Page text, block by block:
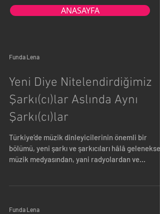
ANASAYFA
Funda Lena
Yeni Diye Nitelendirdiğimiz
Şarkı(cı)lar Aslında Aynı
Şarkı(cı)lar
Türkiye’de müzik dinleyicilerinin önemli bir
bölümü, yeni şarkı ve şarkıcıları hâlâ geleneksel
müzik medyasından, yani radyolardan ve...
Funda Lena